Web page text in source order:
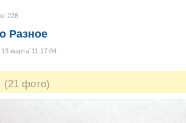
228
Разное
13 марта´11 17:04
(21 фото)